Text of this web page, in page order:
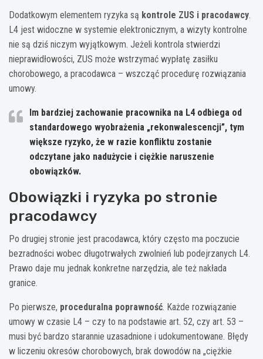
Dodatkowym elementem ryzyka są kontrole ZUS i pracodawcy.
L4 jest widoczne w systemie elektronicznym, a wizyty kontrolne
nie są dziś niczym wyjątkowym. Jeżeli kontrola stwierdzi
nieprawidłowości, ZUS może wstrzymać wypłatę zasiłku
chorobowego, a pracodawca – wszcząć procedurę rozwiązania
umowy.
Im bardziej zachowanie pracownika na L4 odbiega od
standardowego wyobrażenia „rekonwalescencji”, tym
większe ryzyko, że w razie konfliktu zostanie
odczytane jako nadużycie i ciężkie naruszenie
obowiązków.
Obowiązki i ryzyka po stronie
pracodawcy
Po drugiej stronie jest pracodawca, który często ma poczucie
bezradności wobec długotrwałych zwolnień lub podejrzanych L4.
Prawo daje mu jednak konkretne narzędzia, ale też nakłada
granice.
Po pierwsze, proceduralna poprawność. Każde rozwiązanie
umowy w czasie L4 – czy to na podstawie art. 52, czy art. 53 –
musi być bardzo starannie uzasadnione i udokumentowane. Błędy
w liczeniu okresów chorobowych, brak dowodów na „ciężkie